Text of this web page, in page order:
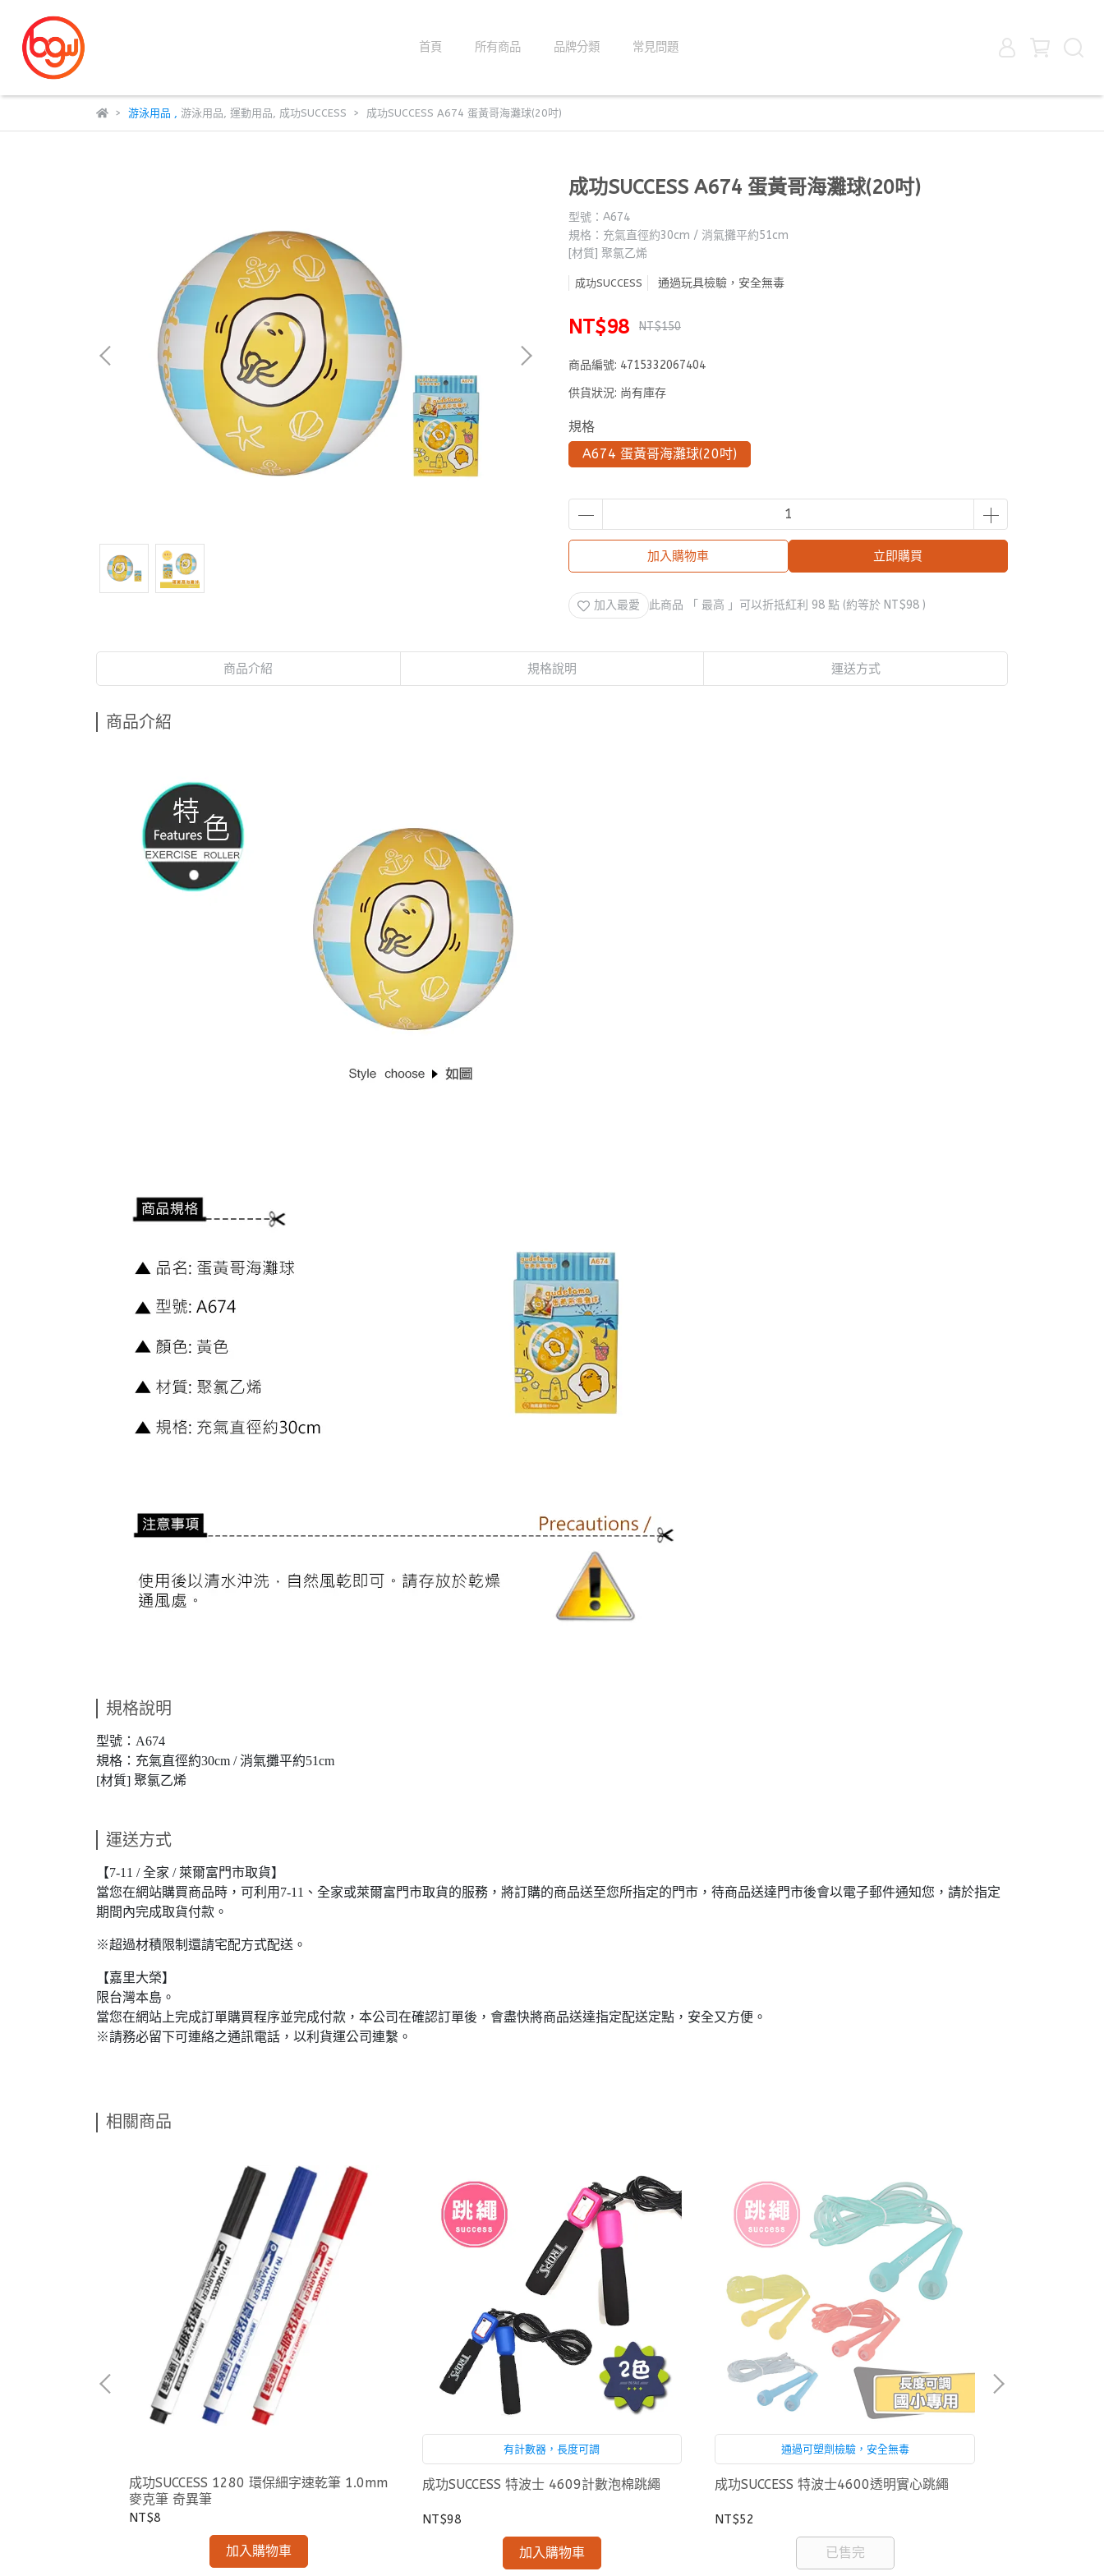
首頁 所有商品 品牌分類 常見問題
游泳用品 , 游泳用品, 運動用品, 成功SUCCESS 成功SUCCESS A674 蛋黃哥海灘球(20吋)
成功SUCCESS A674 蛋黃哥海灘球(20吋)
型號：A674
規格：充氣直徑約30cm / 消氣攤平約51cm
[材質] 聚氯乙烯
成功SUCCESS 通過玩具檢驗，安全無毒
NT$98 NT$150
商品編號: 4715332067404
供貨狀況: 尚有庫存
規格
A674 蛋黃哥海灘球(20吋)
加入購物車 立即購買
加入最愛 此商品 「 最高 」可以折抵紅利 98 點 (約等於 NT$98 )
商品介紹 規格說明 運送方式
商品介紹
規格說明
型號：A674
規格：充氣直徑約30cm / 消氣攤平約51cm
[材質] 聚氯乙烯
運送方式
【7-11 / 全家 / 萊爾富門市取貨】
當您在網站購買商品時，可利用7-11、全家或萊爾富門市取貨的服務，將訂購的商品送至您所指定的門市，待商品送達門市後會以電子郵件通知您，請於指定
期間內完成取貨付款。
※超過材積限制還請宅配方式配送。
【嘉里大榮】
限台灣本島。
當您在網站上完成訂單購買程序並完成付款，本公司在確認訂單後，會盡快將商品送達指定配送定點，安全又方便。
※請務必留下可連絡之通訊電話，以利貨運公司連繫。
相關商品
成功SUCCESS 1280 環保細字速乾筆 1.0mm
麥克筆 奇異筆
NT$8
加入購物車
有計數器，長度可調
成功SUCCESS 特波士 4609計數泡棉跳繩
NT$98
加入購物車
通過可塑劑檢驗，安全無毒
成功SUCCESS 特波士4600透明實心跳繩
NT$52
已售完